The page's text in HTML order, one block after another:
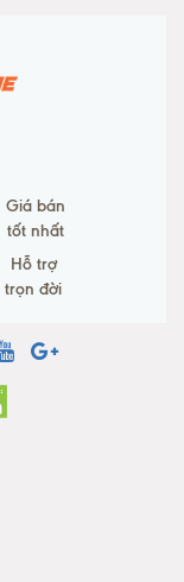
Giá bán
tốt nhất
Hỗ trợ
trọn đời